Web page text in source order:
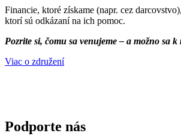
Financie, ktoré získame (napr. cez
ktorí sú odkázaní na ich pomoc.
Pozrite si, čomu sa venujeme – a možno sa
Viac o združení
Podporte nás